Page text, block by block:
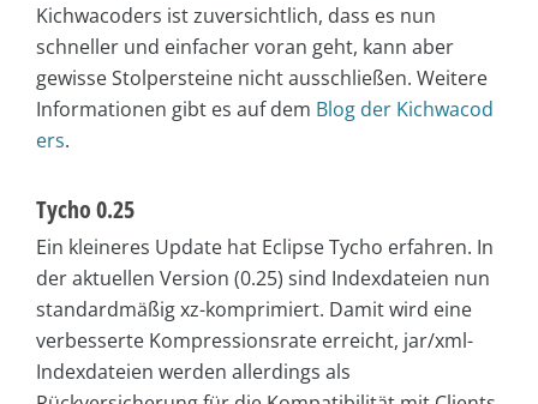
Kichwacoders ist zuversichtlich, dass es nun
schneller und einfacher voran geht, kann aber
gewisse Stolpersteine nicht ausschließen. Weitere
Informationen gibt es auf dem Blog der Kichwacod
ers.
Tycho 0.25
Ein kleineres Update hat Eclipse Tycho erfahren. In
der aktuellen Version (0.25) sind Indexdateien nun
standardmäßig xz-komprimiert. Damit wird eine
verbesserte Kompressionsrate erreicht, jar/xml-
Indexdateien werden allerdings als